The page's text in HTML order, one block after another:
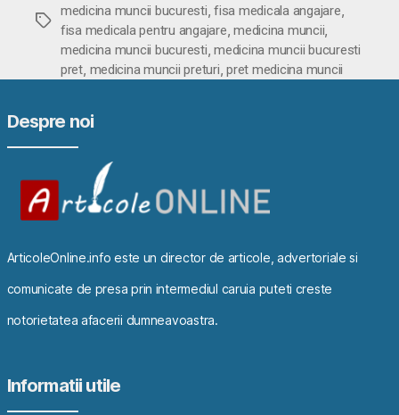
Etichete
medicina muncii bucuresti,fisa medicala angajare,
fisa medicala pentru angajare,medicina muncii,
medicina muncii bucuresti,medicina muncii bucuresti
pret, medicina muncii preturi,pret medicina muncii
Despre noi
ArticoleOnline.info este un director de articole, advertoriale si
comunicate de presa prin intermediul caruia puteti creste
notorietatea afacerii dumneavoastra.
Informatii utile